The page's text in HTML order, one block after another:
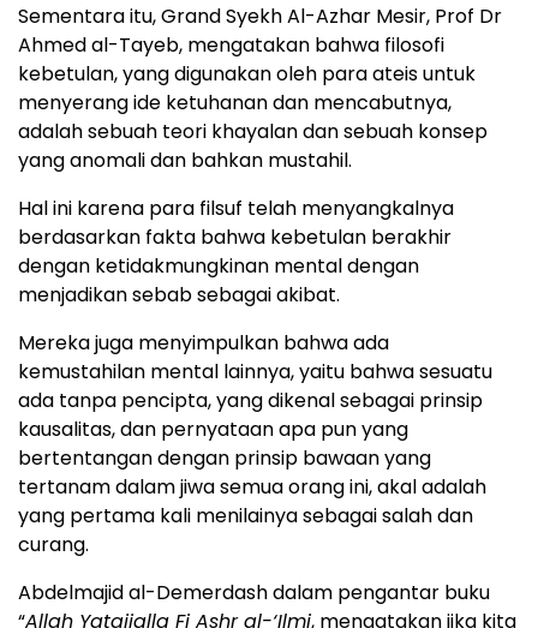
Sementara itu, Grand Syekh Al-Azhar Mesir, Prof Dr
Ahmed al-Tayeb, mengatakan bahwa filosofi
kebetulan, yang digunakan oleh para ateis untuk
menyerang ide ketuhanan dan mencabutnya,
adalah sebuah teori khayalan dan sebuah konsep
yang anomali dan bahkan mustahil.
Hal ini karena para filsuf telah menyangkalnya
berdasarkan fakta bahwa kebetulan berakhir
dengan ketidakmungkinan mental dengan
menjadikan sebab sebagai akibat.
Mereka juga menyimpulkan bahwa ada
kemustahilan mental lainnya, yaitu bahwa sesuatu
ada tanpa pencipta, yang dikenal sebagai prinsip
kausalitas, dan pernyataan apa pun yang
bertentangan dengan prinsip bawaan yang
tertanam dalam jiwa semua orang ini, akal adalah
yang pertama kali menilainya sebagai salah dan
curang.
Abdelmajid al-Demerdash dalam pengantar buku
“Allah Yatajjalla Fi Ashr al-‘Ilmi, mengatakan jika kita